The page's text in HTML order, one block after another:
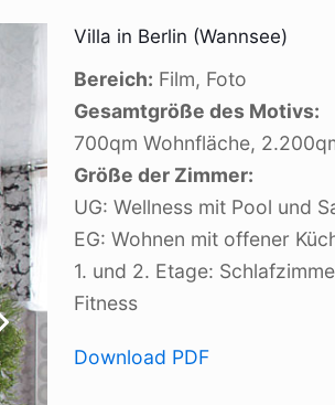
Villa in Berlin (Wannsee)
Bereich: Film, Foto
Gesamtgröße des Motivs:
700qm Wohnfläche,
Größe der Zimmer:
UG: Wellness mit Pool und
EG: Wohnen mit offener
1. und 2. Etage:
Fitness
Download PDF